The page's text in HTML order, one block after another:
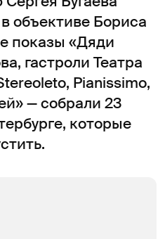
объективе Бориса
показы «Дяди
гастроли Театра
Pianissimo,
— собрали 23
которые